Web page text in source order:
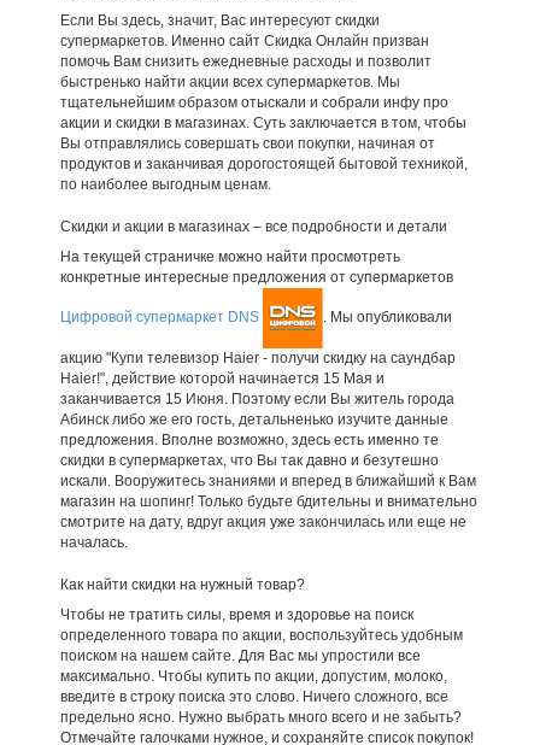
Если Вы здесь, значит, Вас интересуют скидки
супермаркетов. Именно сайт Скидка Онлайн призван
помочь Вам снизить ежедневные расходы и позволит
быстренько найти акции всех супермаркетов. Мы
тщательнейшим образом отыскали и собрали инфу про
акции и скидки в магазинах. Суть заключается в том, чтобы
Вы отправлялись совершать свои покупки, начиная от
продуктов и заканчивая дорогостоящей бытовой техникой,
по наиболее выгодным ценам.
Скидки и акции в магазинах – все подробности и детали
На текущей страничке можно найти просмотреть
конкретные интересные предложения от супермаркетов
Цифровой супермаркет DNS . Мы опубликовали
акцию "Купи телевизор Haier - получи скидку на саундбар
Haier!", действие которой начинается 15 Мая и
заканчивается 15 Июня. Поэтому если Вы житель города
Абинск либо же его гость, детальненько изучите данные
предложения. Вполне возможно, здесь есть именно те
скидки в супермаркетах, что Вы так давно и безутешно
искали. Вооружитесь знаниями и вперед в ближайший к Вам
магазин на шопинг! Только будьте бдительны и внимательно
смотрите на дату, вдруг акция уже закончилась или еще не
началась.
Как найти скидки на нужный товар?
Чтобы не тратить силы, время и здоровье на поиск
определенного товара по акции, воспользуйтесь удобным
поиском на нашем сайте. Для Вас мы упростили все
максимально. Чтобы купить по акции, допустим, молоко,
введите в строку поиска это слово. Ничего сложного, все
предельно ясно. Нужно выбрать много всего и не забыть?
Отмечайте галочками нужное, и сохраняйте список покупок!